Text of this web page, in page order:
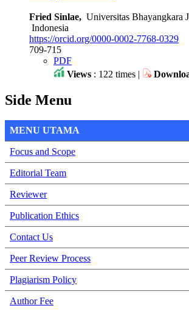
Fried Sinlae, Universitas Bhayangkara
Indonesia
https://orcid.org/0000-0002-7768-0329
709-715
PDF
Views : 122 times |
Side Menu
MENU UTAMA
Focus and Scope
Editorial Team
Reviewer
Publication Ethics
Contact Us
Peer Review Process
Plagiarism Policy
Author Fee